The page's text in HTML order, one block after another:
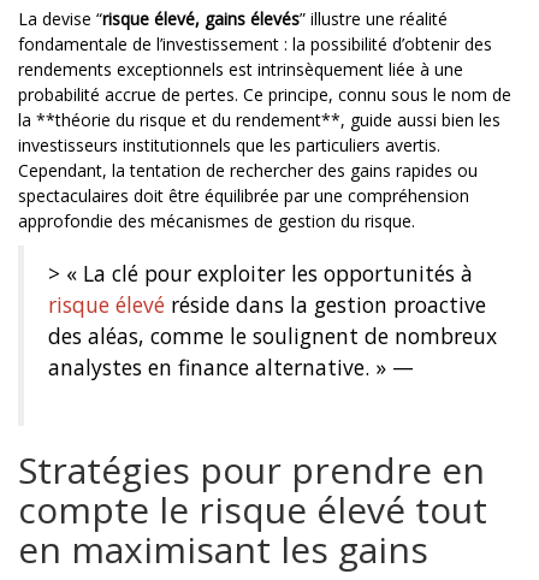
La devise “risque élevé, gains élevés” illustre une réalité
fondamentale de l’investissement : la possibilité d’obtenir des
rendements exceptionnels est intrinsèquement liée à une
probabilité accrue de pertes. Ce principe, connu sous le nom de
la **théorie du risque et du rendement**, guide aussi bien les
investisseurs institutionnels que les particuliers avertis.
Cependant, la tentation de rechercher des gains rapides ou
spectaculaires doit être équilibrée par une compréhension
approfondie des mécanismes de gestion du risque.
> « La clé pour exploiter les opportunités à
risque élevé réside dans la gestion proactive
des aléas, comme le soulignent de nombreux
analystes en finance alternative. » —
Stratégies pour prendre en
compte le risque élevé tout
en maximisant les gains